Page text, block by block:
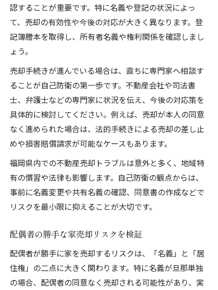
認することが重要です。特に名義や登記の状況によっ
て、売却の有効性や今後の対応が大きく異なります。登
記簿謄本を取得し、所有者名義や権利関係を確認しまし
ょう。
売却手続きが進んでいる場合は、直ちに専門家へ相談す
ることが自己防衛の第一歩です。不動産会社や司法書
士、弁護士などの専門家に状況を伝え、今後の対応策を
具体的に検討してください。例えば、売却が本人の同意
なく進められた場合は、法的手続きによる売却の差し止
めや損害賠償請求が可能なケースもあります。
福岡県内での不動産売却トラブルは意外と多く、地域特
有の慣習や法律も影響します。自己防衛の観点からは、
事前に名義変更や共有名義の確認、同意書の作成などで
リスクを最小限に抑えることが大切です。
配偶者の勝手な家売却リスクを検証
配偶者が勝手に家を売却するリスクは、「名義」と「居
住権」の二点に大きく関わります。特に名義が旦那単独
の場合、配偶者の同意なく売却される可能性があり、実